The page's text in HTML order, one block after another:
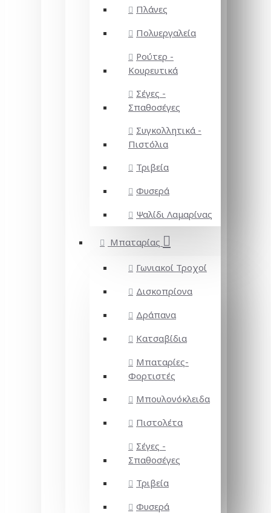
Πλάνες
Πολυεργαλεία
Ρούτερ -
Κουρευτικά
Σέγες -
Σπαθοσέγες
Συγκολλητικά -
Πιστόλια
Τριβεία
Φυσερά
Ψαλίδι Λαμαρίνας
Μπαταρίας
Γωνιακοί Τροχοί
Δισκοπρίονα
Δράπανα
Κατσαβίδια
Μπαταρίες-
Φορτιστές
Μπουλονόκλειδα
Πιστολέτα
Σέγες -
Σπαθοσέγες
Τριβεία
Φυσερά